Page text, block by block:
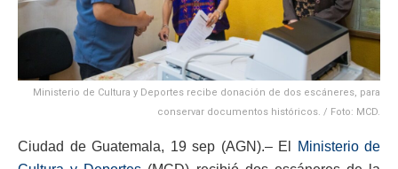
Ministerio de Cultura y Deportes recibe donación de dos escáneres, para
conservar documentos históricos. / Foto: MCD.
Ciudad de Guatemala, 19 sep (AGN).– El
Ministerio de